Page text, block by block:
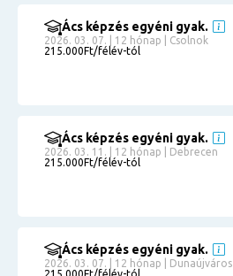
Ács képzés egyéni gyak.
2026. 03. 07. | 12 hónap | Csolnok
215.000Ft/félév-tól
Ács képzés egyéni gyak.
2026. 03. 11. | 12 hónap | Debrecen
215.000Ft/félév-tól
Ács képzés egyéni gyak.
2026. 03. 07. | 12 hónap | Dunaújváros